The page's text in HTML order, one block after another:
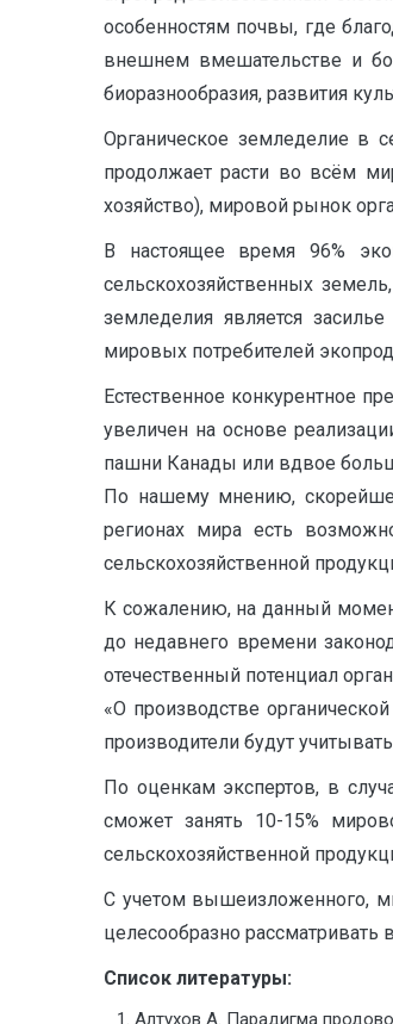
особенностям почвы, где
внешнем вмешательстве и
биоразнообразия, развития
Органическое земледелие в
продолжает расти во всём
хозяйство), мировой рынок
В настоящее время 96%
сельскохозяйственных
земледелия является
мировых потребителей
Естественное конкурентное
увеличен на основе
пашни Канады или вдвое
По нашему мнению,
регионах мира есть
сельскохозяйственной
К сожалению, на данный
до недавнего времени
отечественный потенциал
«О производстве
производители будут
По оценкам экспертов, в
сможет занять 10-15%
сельскохозяйственной
С учетом вышеизложенного,
целесообразно рассматривать
Список литературы:
Алтухов А. Парадигма